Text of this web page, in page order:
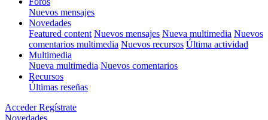
Nuevos mensajes
Novedades
Featured content Nuevos mensajes Nueva multimedia Nuevos
comentarios multimedia Nuevos recursos Última actividad
Multimedia
Nueva multimedia Nuevos comentarios
Recursos
Últimas reseñas
Acceder Regístrate
Novedades